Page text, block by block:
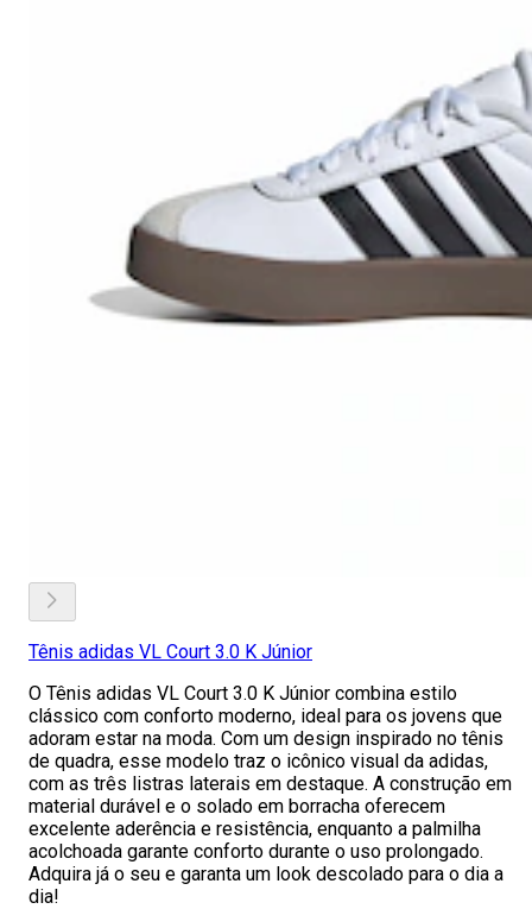
Tênis adidas VL Court 3.0 K Júnior
O Tênis adidas VL Court 3.0 K Júnior combina estilo
clássico com conforto moderno, ideal para os jovens que
adoram estar na moda. Com um design inspirado no tênis
de quadra, esse modelo traz o icônico visual da adidas,
com as três listras laterais em destaque. A construção em
material durável e o solado em borracha oferecem
excelente aderência e resistência, enquanto a palmilha
acolchoada garante conforto durante o uso prolongado.
Adquira já o seu e garanta um look descolado para o dia a
dia!